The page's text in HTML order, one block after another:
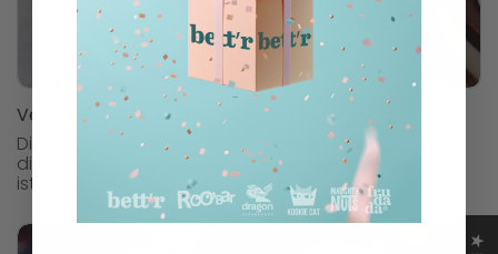
Vegane Bounty Cups
Dieses leckere Rezept wurde von Leonie Haas kreiert,
die in den sozialen Medien als @leoinkitchen bekannt
ist.